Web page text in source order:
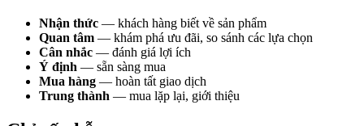
Nhận thức — khách hàng biết về sản phẩm
Quan tâm — khám phá ưu đãi, so sánh các lựa chọn
Cân nhắc — đánh giá lợi ích
Ý định — sẵn sàng mua
Mua hàng — hoàn tất giao dịch
Trung thành — mua lặp lại, giới thiệu